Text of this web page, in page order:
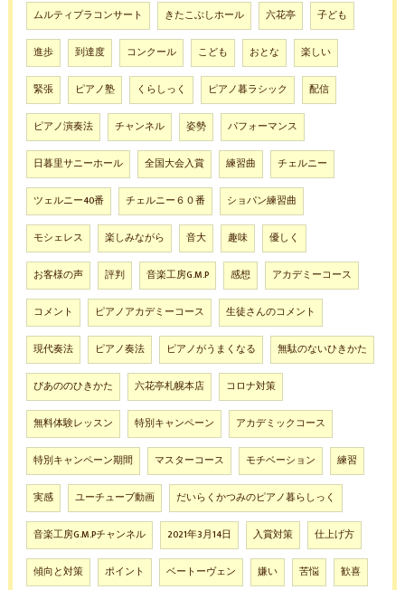
ムルティプラコンサート きたこぶしホール 六花亭 子ども
進歩 到達度 コンクール こども おとな 楽しい
緊張 ピアノ塾 くらしっく ピアノ暮ラシック 配信
ピアノ演奏法 チャンネル 姿勢 パフォーマンス
日暮里サニーホール 全国大会入賞 練習曲 チェルニー
ツェルニー40番 チェルニー６０番 ショパン練習曲
モシェレス 楽しみながら 音大 趣味 優しく
お客様の声 評判 音楽工房G.M.P 感想 アカデミーコース
コメント ピアノアカデミーコース 生徒さんのコメント
現代奏法 ピアノ奏法 ピアノがうまくなる 無駄のないひきかた
ぴあののひきかた 六花亭札幌本店 コロナ対策
無料体験レッスン 特別キャンペーン アカデミックコース
特別キャンペーン期間 マスターコース モチベーション 練習
実感 ユーチューブ動画 だいらくかつみのピアノ暮らしっく
音楽工房G.M.Pチャンネル 2021年3月14日 入賞対策 仕上げ方
傾向と対策 ポイント ベートーヴェン 嫌い 苦悩 歓喜